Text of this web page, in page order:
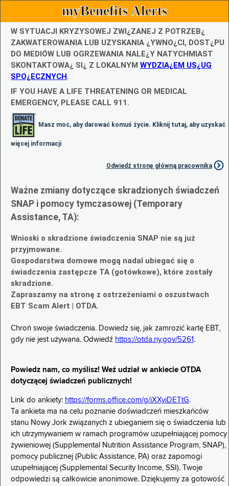
myBenefits Alerts
W SYTUACJI KRYZYSOWEJ ZWI¿ZANEJ Z POTRZEB¿
ZAKWATEROWANIA LUB UZYSKANIA ¿YWNO¿CI, DOST¿PU
DO MEDIÓW LUB OGRZEWANIA NALE¿Y NATYCHMIAST
SKONTAKTOWA¿ SI¿ Z LOKALNYM WYDZIA¿EM US¿UG
SPO¿ECZNYCH.
IF YOU HAVE A LIFE THREATENING OR MEDICAL
EMERGENCY, PLEASE CALL 911.
Masz moc, aby darować komuś życie. Kliknij tutaj, aby uzyskać
więcej informacji
Odwiedź stronę główną pracownika
Ważne zmiany dotyczące skradzionych świadczeń
SNAP i pomocy tymczasowej (Temporary
Assistance, TA):
Wnioski o skradzione świadczenia SNAP nie są już
przyjmowane.
Gospodarstwa domowe mogą nadal ubiegać się o
świadczenia zastępcze TA (gotówkowe), które zostały
skradzione.
Zapraszamy na stronę z ostrzeżeniami o oszustwach
EBT Scam Alert | OTDA.
Chroń swoje świadczenia. Dowiedz się, jak zamrozić kartę EBT,
gdy nie jest używana. Odwiedź https://otda.ny.gov/5261 .
Powiedz nam, co myślisz! Weź udział w ankiecie OTDA
dotyczącej świadczeń publicznych!
Link do ankiety: https://forms.office.com/g/iXXyiDETtG.
Ta ankieta ma na celu poznanie doświadczeń mieszkańców
stanu Nowy Jork związanych z ubieganiem się o świadczenia lub
ich utrzymywaniem w ramach programów uzupełniającej pomocy
żywieniowej (Supplemental Nutrition Assistance Program, SNAP),
pomocy publicznej (Public Assistance, PA) oraz zapomogi
uzupełniającej (Supplemental Security Income, SSI). Twoje
odpowiedzi są całkowicie anonimowe. Dziękujemy za gotowość